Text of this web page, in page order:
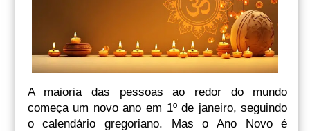
A maioria das pessoas ao redor do mundo
começa um novo ano em 1º de janeiro, seguindo
o calendário gregoriano. Mas o Ano Novo é